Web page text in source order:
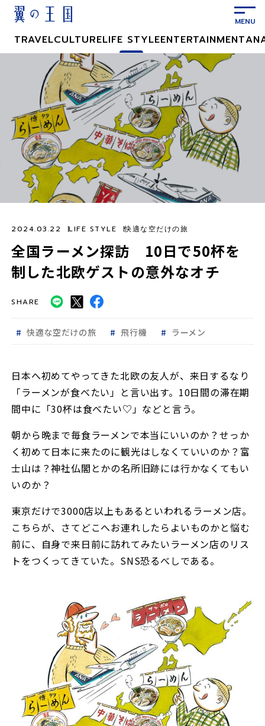
TRAVELCULTURELIFE STYLEENTERTAINMENT
全国ラーメン探訪 10日で50杯を
制した北欧ゲストの意外なオチ
2024.03.22 LIFE STYLE 快適な空だけの旅
SHARE
快適な空だけの旅 飛行機 ラーメン
日本へ初めてやってきた北欧の友人が、来日するなり
「ラーメンが食べたい」と言い出す。10日間の滞在期
間中に「30杯は食べたい♡」などと言う。
朝から晩まで毎食ラーメンで本当にいいのか？せっか
く初めて日本に来たのに観光はしなくていいのか？富
士山は？神社仏閣とかの名所旧跡には行かなくてもい
いのか？
東京だけで3000店以上もあるといわれるラーメン店。
こちらが、さてどこへお連れしたらよいものかと悩む
前に、自身で来日前に訪れてみたいラーメン店のリス
トをつくってきていた。SNS恐るべしである。